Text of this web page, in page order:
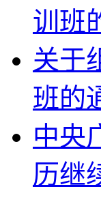
训班
关于
班的
中央
历继